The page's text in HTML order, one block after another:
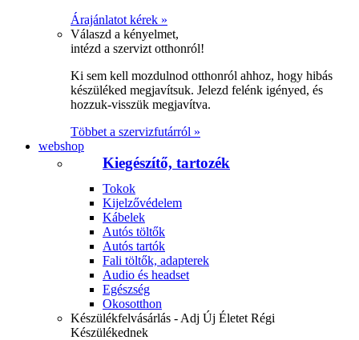
Árajánlatot kérek »
Válaszd a kényelmet,
intézd a szervizt otthonról!
Ki sem kell mozdulnod otthonról ahhoz, hogy hibás
készüléked megjavítsuk. Jelezd felénk igényed, és
hozzuk-visszük megjavítva.
Többet a szervizfutárról »
webshop
Kiegészítő, tartozék
Tokok
Kijelzővédelem
Kábelek
Autós töltők
Autós tartók
Fali töltők, adapterek
Audio és headset
Egészség
Okosotthon
Készülékfelvásárlás - Adj Új Életet Régi
Készülékednek